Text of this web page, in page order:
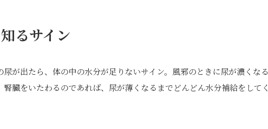
るサイン
尿が出たら、体の中の水分が足りないサイン。風邪のときに尿が濃くなる
臓をいたわるのであれば、尿が薄くなるまでどんどん水分補給をしてく